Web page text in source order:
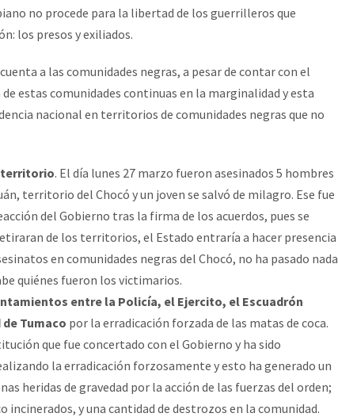
no procede para la libertad de los guerrilleros que
los presos y exiliados.
a las comunidades negras, a pesar de contar con el
estas comunidades continuas en la marginalidad y esta
nacional en territorios de comunidades negras que no
territorio. El día lunes 27 marzo fueron asesinados 5 hombres
territorio del Chocó y un joven se salvó de milagro. Ese fue
del Gobierno tras la firma de los acuerdos, pues se
retiraran de los territorios, el Estado entraría a hacer presencia
en comunidades negras del Chocó, no ha pasado nada
quiénes fueron los victimarios.
entre la Policía, el Ejercito, el Escuadrón
Tumaco por la erradicación forzada de las matas de coca.
que fue concertado con el Gobierno y ha sido
la erradicación forzosamente y esto ha generado un
heridas de gravedad por la acción de las fuerzas del orden;
incinerados, y una cantidad de destrozos en la comunidad.